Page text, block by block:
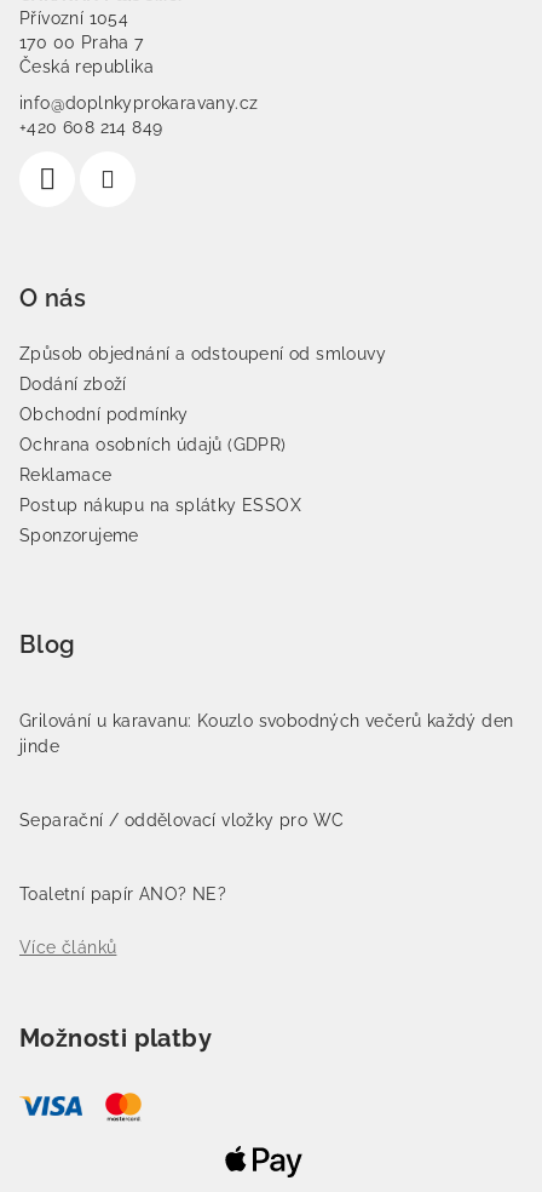
Přívozní 1054
170 00 Praha 7
Česká republika
info@doplnkyprokaravany.cz
+420 608 214 849
O nás
Způsob objednání a odstoupení od smlouvy
Dodání zboží
Obchodní podmínky
Ochrana osobních údajů (GDPR)
Reklamace
Postup nákupu na splátky ESSOX
Sponzorujeme
Blog
Grilování u karavanu: Kouzlo svobodných večerů každý den
jinde
Separační / oddělovací vložky pro WC
Toaletní papír ANO? NE?
Více článků
Možnosti platby